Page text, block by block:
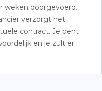
weken doorgevoerd.
verzorgt het
contract. Je bent
en je zult er